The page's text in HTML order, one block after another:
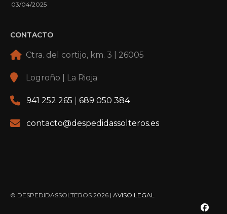
03/04/2025
CONTACTO
Ctra. del cortijo, km. 3 | 26005
Logroño | La Rioja
941 252 265 689 050 384
contacto@despedidassolteros.es
© DESPEDIDASSOLTEROS 2026 | AVISO LEGAL